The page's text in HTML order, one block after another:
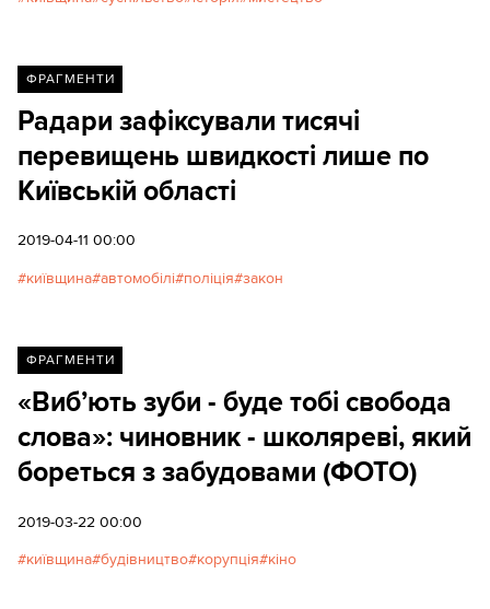
ФРАГМЕНТИ
Радари зафіксували тисячі
перевищень швидкості лише по
Київській облаcті
2019-04-11 00:00
київщина автомобілі поліція закон
ФРАГМЕНТИ
«Виб’ють зуби - буде тобі свобода
слова»: чиновник - школяреві, який
бореться з забудовами (ФОТО)
2019-03-22 00:00
київщина будівництво корупція кіно